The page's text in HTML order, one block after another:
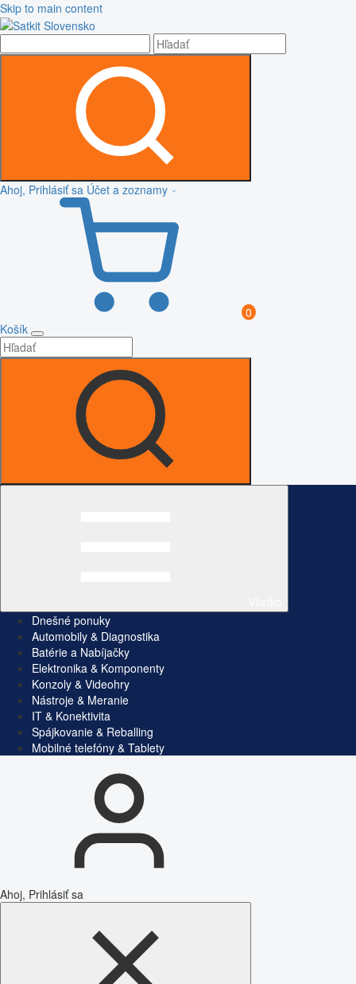
Skip to main content
Ahoj, Prihlásiť sa Účet a zoznamy
0
Košík
Dnešné ponuky
Automobily & Diagnostika
Batérie a Nabíjačky
Elektronika & Komponenty
Konzoly & Videohry
Nástroje & Meranie
IT & Konektivita
Spájkovanie & Reballing
Mobilné telefóny & Tablety
Ahoj, Prihlásiť sa